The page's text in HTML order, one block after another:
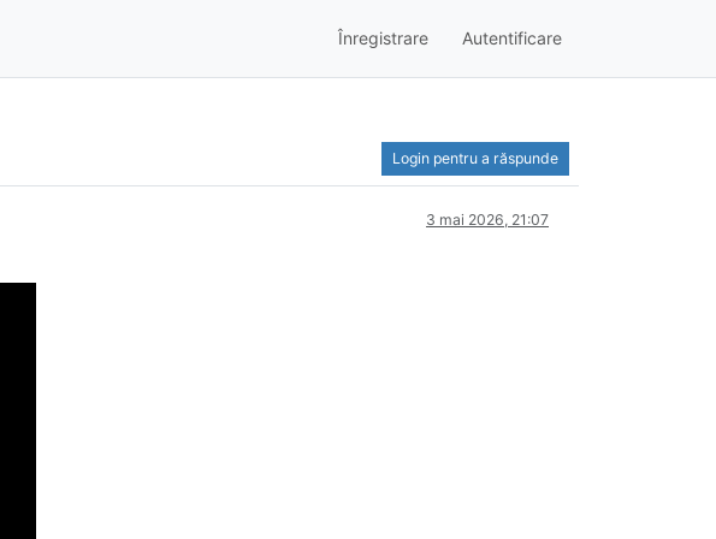
Înregistrare Autentificare
Login pentru a răspunde
3 mai 2026, 21:07